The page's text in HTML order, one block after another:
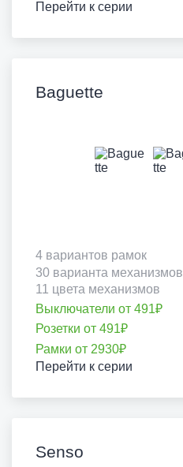
Перейти к серии
Baguette
4 вариантов рамок
30 варианта механизмов
11 цвета механизмов
Выключатели от 491₽
Розетки от 491₽
Рамки от 2930₽
Перейти к серии
Senso